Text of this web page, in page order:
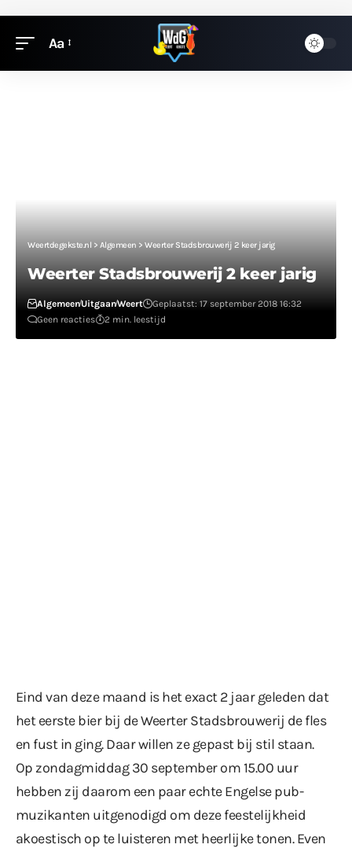
Aa
Weertdegekste.nl > Algemeen > Weerter Stadsbrouwerij 2 keer jarig
Weerter Stadsbrouwerij 2 keer jarig
AlgemeenUitgaanWeert
Geplaatst: 17 september 2018 16:32
Geen reacties
2 min. leestijd
Eind van deze maand is het exact 2 jaar geleden dat
het eerste bier bij de Weerter Stadsbrouwerij de fles
en fust in ging. Daar willen ze gepast bij stil staan.
Op zondagmiddag 30 september om 15.00 uur
hebben zij daarom een paar echte Engelse pub-
muzikanten uitgenodigd om deze feestelijkheid
akoestisch op te luisteren met heerlijke tonen. Even